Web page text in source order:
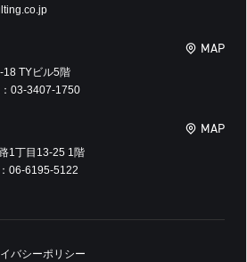
18 TYビル5階
03-3407-1750
MAP
1丁目13-25 1階
06-6195-5122
MAP
バシーポリシー